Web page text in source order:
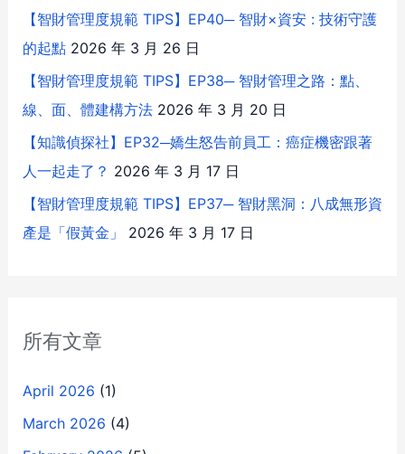
【智財管理度規範 TIPS】EP40─ 智財×資安 : 技術守護
的起點 2026 年 3 月 26 日
【智財管理度規範 TIPS】EP38─ 智財管理之路：點、
線、面、體建構方法 2026 年 3 月 20 日
【知識偵探社】EP32─嬌生怒告前員工：癌症機密跟著
人一起走了？ 2026 年 3 月 17 日
【智財管理度規範 TIPS】EP37─ 智財黑洞：八成無形資
產是「假黃金」
2026 年 3 月 17 日
所有文章
April 2026 (1)
March 2026 (4)